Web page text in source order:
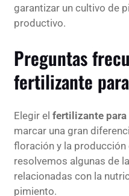
garantizar un cultivo de
productivo.
Preguntas
fertilizante
Elegir el fertilizante
marcar una gran
floración y la
resolvemos algunas de
relacionadas con la
pimiento.